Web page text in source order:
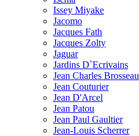
Issey Miyake
Jacomo
Jacques Fath
Jacques Zolty
Jaguar
Jardins D`Ecrivains
Jean Charles Brosseau
Jean Couturier
Jean D'Arcel
Jean Patou
Jean Paul Gaultier
Jean-Louis Scherrer